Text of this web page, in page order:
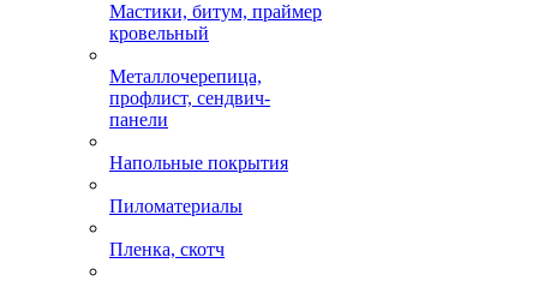
Мастики, битум, праймер
кровельный
Металлочерепица,
профлист, сендвич-
панели
Напольные покрытия
Пиломатериалы
Пленка, скотч